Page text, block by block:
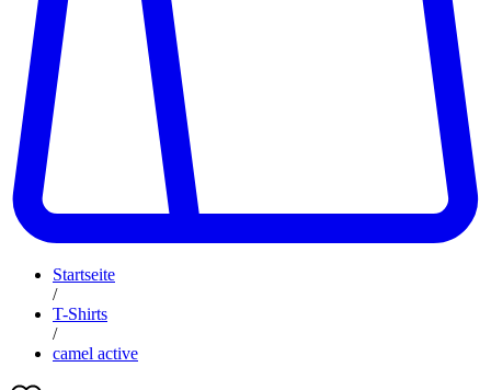
Startseite
/
T-Shirts
/
camel active